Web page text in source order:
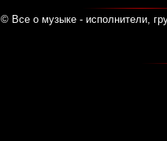
© Все о музыке - исполнители,